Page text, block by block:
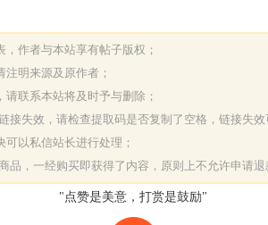
作者与本站享有帖子版权；
明来源及原作者；
联系本站将及时予与删除；
接失效，请检查提取码是否复制了空格，链接失
以私信站长进行处理；
品，一经购买即获得了内容，原则上不允许申请
"点赞是美意，打赏是鼓励"